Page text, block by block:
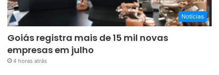
Notícias
Goiás registra mais de 15 mil novas
empresas em julho
4 horas atrás